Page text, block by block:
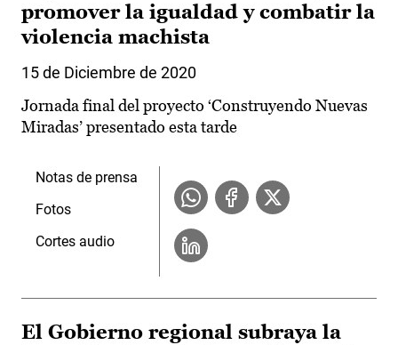
promover la igualdad y combatir la
violencia machista
15 de Diciembre de 2020
Jornada final del proyecto ‘Construyendo Nuevas
Miradas’ presentado esta tarde
Notas de prensa
Fotos
Cortes audio
El Gobierno regional subraya la